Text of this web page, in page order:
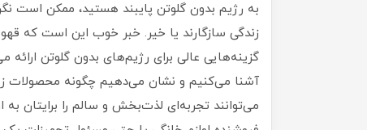
به رژیم بدون گلوتن پایبند هستید، ممکن است
زندگی سازگارند یا خیر. خبر خوب این است که
گزینه‌هایی عالی برای رژیم‌های بدون گلوتن ارائه
می‌توانند تجربه‌ای لذت‌بخش و سالم را برایتان